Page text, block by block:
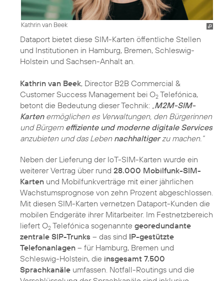
Kathrin van Beek
Dataport bietet diese SIM-Karten öffentliche Stellen
und Institutionen in Hamburg, Bremen, Schleswig-
Holstein und Sachsen-Anhalt an.
Kathrin van Beek, Director B2B Commercial &
Customer Success Management bei O2 Telefónica,
betont die Bedeutung dieser Technik: „M2M-SIM-
Kartenermöglichen es Verwaltungen, den Bürgerinnen
und Bürgern effiziente und moderne digitale Services
anzubieten und das Leben nachhaltigerzu machen.“
Neben der Lieferung der IoT-SIM-Karten wurde ein
weiterer Vertrag über rund 28.000 Mobilfunk-SIM-
Karten und Mobilfunkverträge mit einer jährlichen
Wachstumsprognose von zehn Prozent abgeschlossen.
Mit diesen SIM-Karten vernetzen Dataport-Kunden die
mobilen Endgeräte ihrer Mitarbeiter. Im Festnetzbereich
liefert O2 Telefónica sogenannte georedundante
zentrale SIP-Trunks – das sind IP-gestützte
Telefonanlagen – für Hamburg, Bremen und
Schleswig-Holstein, die insgesamt 7.500
Sprachkanäle umfassen. Notfall-Routings und die